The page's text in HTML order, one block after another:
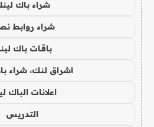
شراء باك
شراء روابط
باقات باك
اشراق لنك، شراء
اعلانات الباك
التدريس